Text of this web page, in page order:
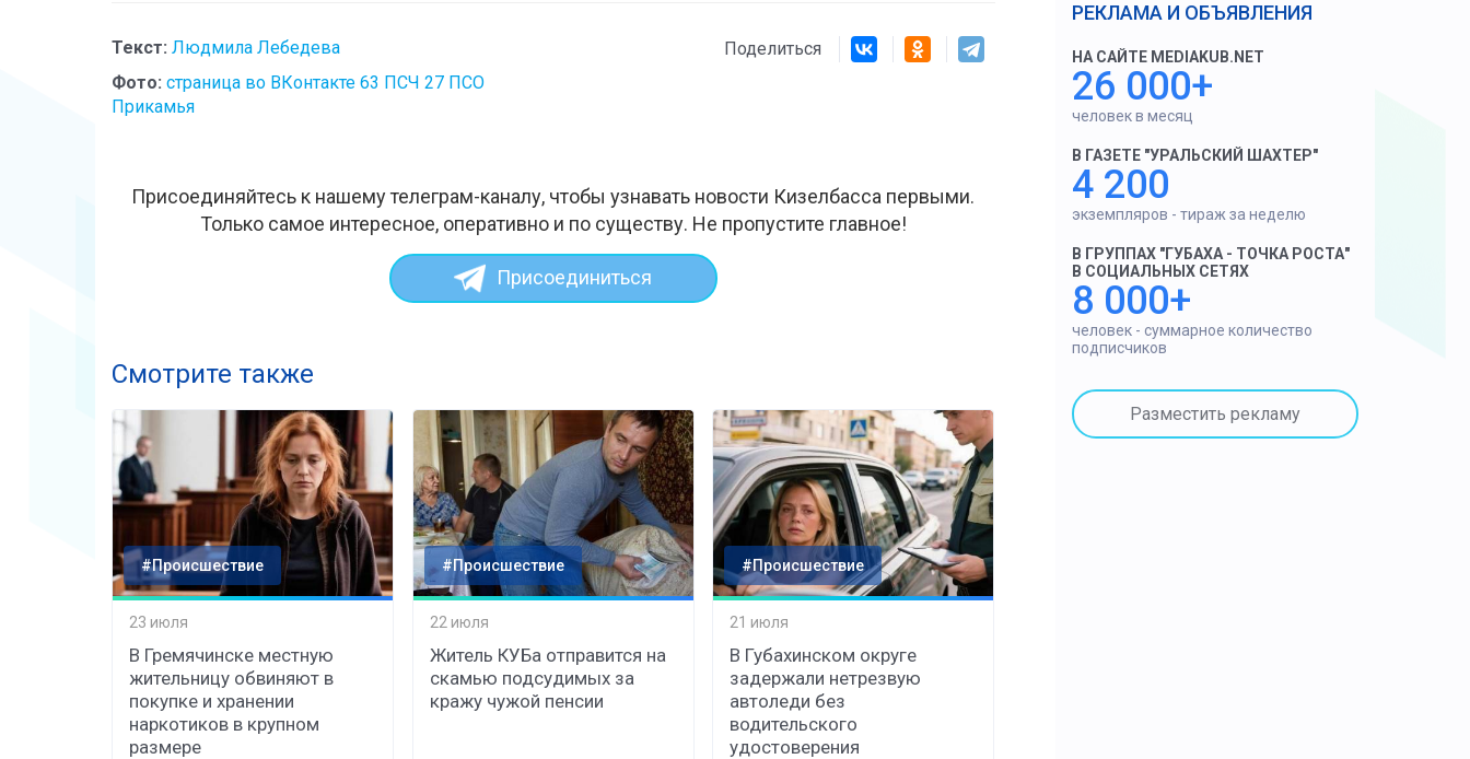
Текст: Людмила Лебедева
Фото: страница во ВКонтакте 63 ПСЧ 27 ПСО
Прикамья
Поделиться
Присоединяйтесь к нашему телеграм-каналу, чтобы узнавать новости Кизелбасса первыми.
Только самое интересное, оперативно и по существу. Не пропустите главное!
Присоединиться
Смотрите также
#Происшествие
23 июля
В Гремячинске местную
жительницу обвиняют в
покупке и хранении
наркотиков в крупном
размере
#Происшествие
22 июля
Житель КУБа отправится на
скамью подсудимых за
кражу чужой пенсии
#Происшествие
21 июля
В Губахинском округе
задержали нетрезвую
автоледи без
водительского
удостоверения
РЕКЛАМА И ОБЪЯВЛЕНИЯ
НА САЙТЕ MEDIAKUB.NET
26 000+
человек в месяц
В ГАЗЕТЕ "УРАЛЬСКИЙ ШАХТЕР"
4 200
экземпляров - тираж за неделю
В ГРУППАХ "ГУБАХА - ТОЧКА РОСТА"
В СОЦИАЛЬНЫХ СЕТЯХ
8 000+
человек - суммарное количество
подписчиков
Разместить рекламу